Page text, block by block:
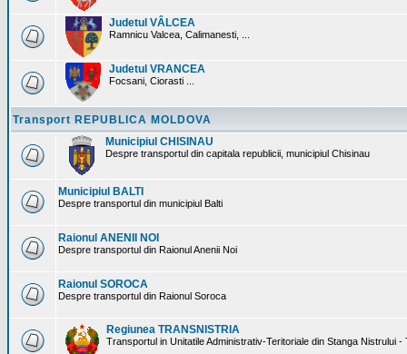
Judetul VÂLCEA
Ramnicu Valcea, Calimanesti, ...
Judetul VRANCEA
Focsani, Ciorasti ...
Transport REPUBLICA MOLDOVA
Municipiul CHISINAU
Despre transportul din capitala republicii, municipiul Chisinau
Municipiul BALTI
Despre transportul din municipiul Balti
Raionul ANENII NOI
Despre transportul din Raionul Anenii Noi
Raionul SOROCA
Despre transportul din Raionul Soroca
Regiunea TRANSNISTRIA
Transportul in Unitatile Administrativ-Teritoriale din Stanga Nistrului -